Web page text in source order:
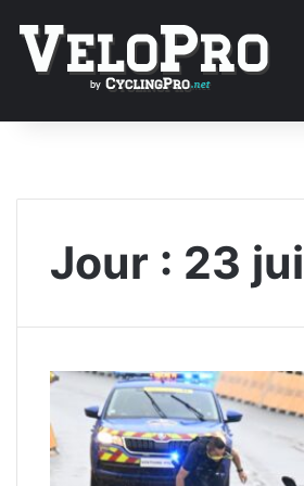
Jour : 23